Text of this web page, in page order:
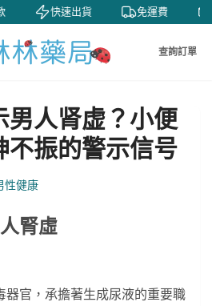
快速出貨 免運費
查詢訂單
男人肾虚？小便
不振的警示信号
性健康
腎虛
器官，承擔著生成尿液的重要職